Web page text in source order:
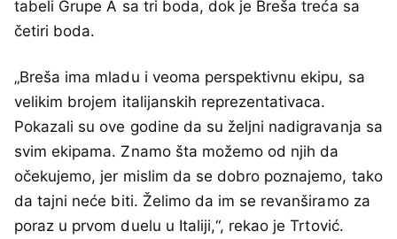
tabeli Grupe A sa tri boda, dok je Breša treća sa
četiri boda.
„Breša ima mladu i veoma perspektivnu ekipu, sa
velikim brojem italijanskih reprezentativaca.
Pokazali su ove godine da su željni nadigravanja sa
svim ekipama. Znamo šta možemo od njih da
očekujemo, jer mislim da se dobro poznajemo, tako
da tajni neće biti. Želimo da im se revanširamo za
poraz u prvom duelu u Italiji,“, rekao je Trtović.